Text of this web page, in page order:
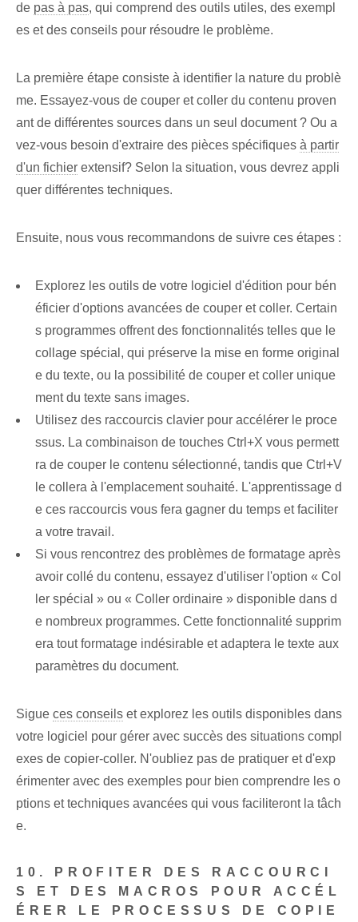
de pas à pas, qui comprend des outils utiles, des exempl
es et des conseils pour résoudre le problème.
La première étape consiste à identifier la nature du problè
me. Essayez-vous de couper et coller du contenu proven
ant de différentes sources dans un seul document ? Ou a
vez-vous besoin d'extraire des pièces spécifiques à partir
d'un fichier extensif? Selon la situation, vous devrez appli
quer différentes techniques.
Ensuite, nous vous recommandons de suivre ces étapes :
Explorez les outils de votre logiciel d'édition pour bén
éficier d'options avancées de couper et coller. Certain
s programmes offrent des fonctionnalités telles que le
collage spécial, qui préserve la mise en forme original
e du texte, ou la possibilité de couper et coller unique
ment du texte sans images.
Utilisez des raccourcis clavier pour accélérer le proce
ssus. La combinaison de touches Ctrl+X vous permett
ra de couper le contenu sélectionné, tandis que Ctrl+V
le collera à l'emplacement souhaité. L'apprentissage d
e ces raccourcis vous fera gagner du temps et faciliter
a votre travail.
Si vous rencontrez des problèmes de formatage après
avoir collé du contenu, essayez d'utiliser l'option « Col
ler spécial » ou « Coller ordinaire » disponible dans d
e nombreux programmes. Cette fonctionnalité supprim
era tout formatage indésirable et adaptera le texte aux
paramètres du document.
Sigue ces conseils et explorez les outils disponibles dans
votre logiciel pour gérer avec succès des situations compl
exes de copier-coller. N'oubliez pas de pratiquer et d'exp
érimenter avec des exemples pour bien comprendre les o
ptions et techniques avancées qui vous faciliteront la tâch
e.
10. PROFITER DES RACCOURCI
S ET DES MACROS POUR ACCÉL
ÉRER LE PROCESSUS DE COPIE